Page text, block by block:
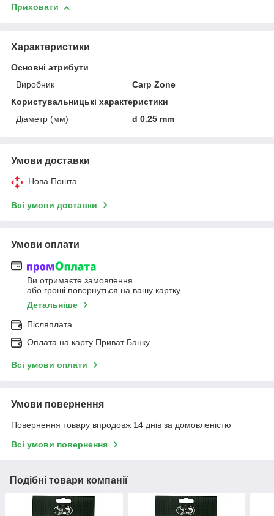
Приховати
Характеристики
Основні атрибути
Виробник
Carp Zone
Користувальницькі характеристики
Діаметр (мм)
d 0.25 mm
Умови доставки
Нова Пошта
Всі умови доставки
Умови оплати
Ви отримаєте замовлення
або гроші повернуться на вашу картку
Детальніше
Післяплата
Оплата на карту Приват Банку
Всі умови оплати
Умови повернення
Повернення товару впродовж 14 днів за домовленістю
Всі умови повернення
Подібні товари компанії